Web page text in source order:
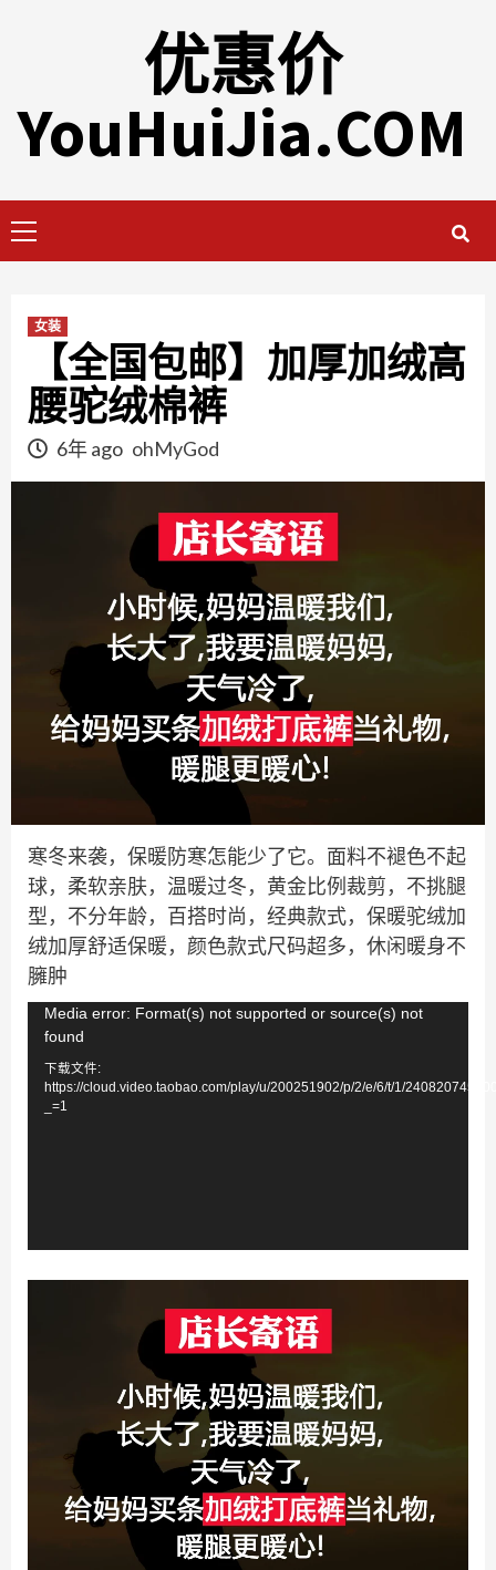
优惠价
YouHuiJia.COM
Menu
女装
【全国包邮】加厚加绒高
腰驼绒棉裤
6年 ago ohMyGod
寒冬来袭，保暖防寒怎能少了它。面料不褪色不起
球，柔软亲肤，温暖过冬，黄金比例裁剪，不挑腿
型，不分年龄，百搭时尚，经典款式，保暖驼绒加
绒加厚舒适保暖，颜色款式尺码超多，休闲暖身不
臃肿
视
频
Media error: Format(s) not supported or source(s) not
found
下载文件:
https://cloud.video.taobao.com/play/u/200251902/p/2/e/6/t/1/
_=1